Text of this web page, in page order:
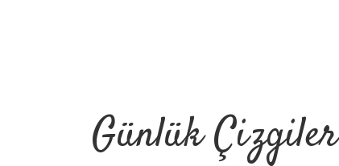
Günlük Çizgiler